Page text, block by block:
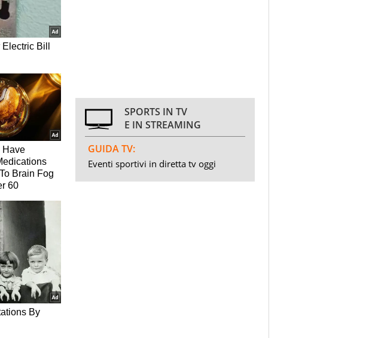
SPORTS IN TV
E IN STREAMING
GUIDA TV:
Eventi sportivi in diretta tv oggi